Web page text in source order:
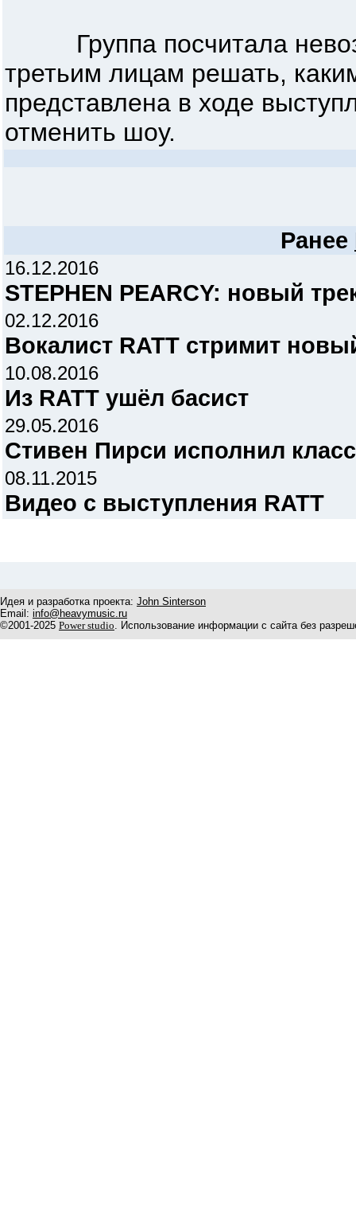
Группа посчитала
третьим лицам решать,
представлена в ходе
отменить шоу.
Ранее
16.12.2016
STEPHEN PEARCY: новый
02.12.2016
Вокалист RATT стримит
10.08.2016
Из RATT ушёл басист
29.05.2016
Стивен Пирси исполнил
08.11.2015
Видео с выступления RATT
Идея и разработка проекта: John Sinterson
Email: info@heavymusic.ru
©2001-2025 Power studio. Использование информации с сайта без